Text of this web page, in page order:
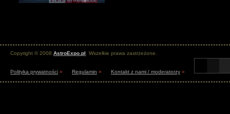
Copyright © 2008 AstroExpo.pl . Wszelkie prawa zastrzeżone.
Polityka prywatności » Regulamin » Kontakt z nami / moderatorzy »